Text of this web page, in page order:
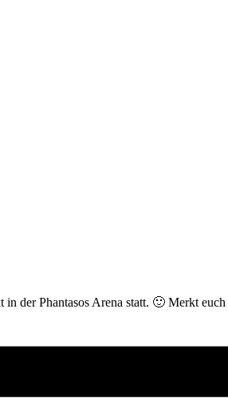
der Phantasos Arena statt. 🙂 Merkt